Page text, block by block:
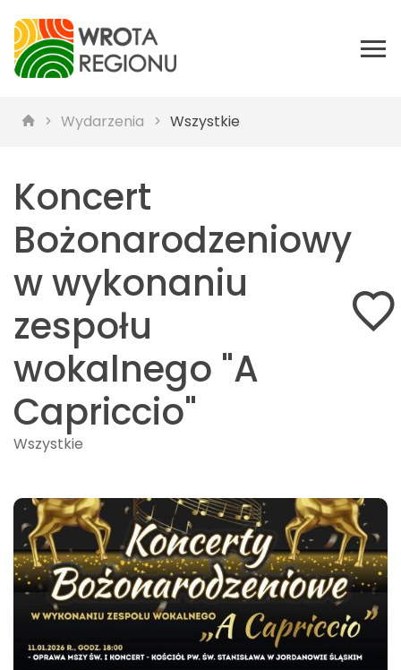
Wydarzenia Wszystkie
Koncert
Bożonarodzeniowy
w wykonaniu
zespołu
wokalnego "A
Capriccio"
Wszystkie